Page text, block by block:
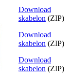
Download
skabelon (ZIP)
Download
skabelon (ZIP)
Download
skabelon (ZIP)